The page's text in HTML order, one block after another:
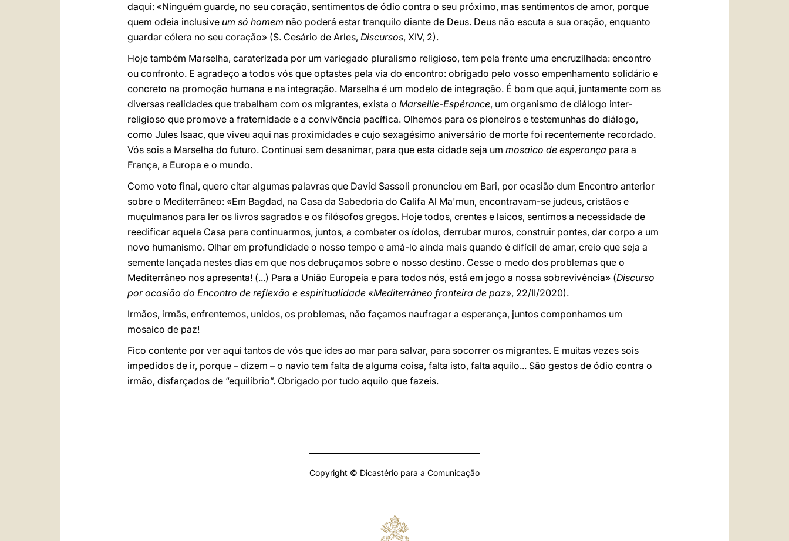
daqui: «Ninguém guarde, no seu coração, sentimentos de ódio contra o seu próximo, mas sentimentos de amor, porque
quem odeia inclusive um só homem não poderá estar tranquilo diante de Deus. Deus não escuta a sua oração, enquanto
guardar cólera no seu coração» (S. Cesário de Arles, Discursos, XIV, 2).
Hoje também Marselha, caraterizada por um variegado pluralismo religioso, tem pela frente uma encruzilhada: encontro
ou confronto. E agradeço a todos vós que optastes pela via do encontro: obrigado pelo vosso empenhamento solidário e
concreto na promoção humana e na integração. Marselha é um modelo de integração. É bom que aqui, juntamente com as
diversas realidades que trabalham com os migrantes, exista o Marseille-Espérance, um organismo de diálogo inter-
religioso que promove a fraternidade e a convivência pacífica. Olhemos para os pioneiros e testemunhas do diálogo,
como Jules Isaac, que viveu aqui nas proximidades e cujo sexagésimo aniversário de morte foi recentemente recordado.
Vós sois a Marselha do futuro. Continuai sem desanimar, para que esta cidade seja um mosaico de esperança para a
França, a Europa e o mundo.
Como voto final, quero citar algumas palavras que David Sassoli pronunciou em Bari, por ocasião dum Encontro anterior
sobre o Mediterrâneo: «Em Bagdad, na Casa da Sabedoria do Califa Al Ma'mun, encontravam-se judeus, cristãos e
muçulmanos para ler os livros sagrados e os filósofos gregos. Hoje todos, crentes e laicos, sentimos a necessidade de
reedificar aquela Casa para continuarmos, juntos, a combater os ídolos, derrubar muros, construir pontes, dar corpo a um
novo humanismo. Olhar em profundidade o nosso tempo e amá-lo ainda mais quando é difícil de amar, creio que seja a
semente lançada nestes dias em que nos debruçamos sobre o nosso destino. Cesse o medo dos problemas que o
Mediterrâneo nos apresenta! (...) Para a União Europeia e para todos nós, está em jogo a nossa sobrevivência» (Discurso
por ocasião do Encontro de reflexão e espiritualidade «Mediterrâneo fronteira de paz», 22/II/2020).
Irmãos, irmãs, enfrentemos, unidos, os problemas, não façamos naufragar a esperança, juntos componhamos um
mosaico de paz!
Fico contente por ver aqui tantos de vós que ides ao mar para salvar, para socorrer os migrantes. E muitas vezes sois
impedidos de ir, porque – dizem – o navio tem falta de alguma coisa, falta isto, falta aquilo... São gestos de ódio contra o
irmão, disfarçados de “equilíbrio”. Obrigado por tudo aquilo que fazeis.
Copyright © Dicastério para a Comunicação